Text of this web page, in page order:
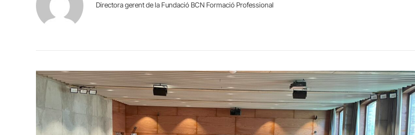
Directora gerent de la Fundació BCN Formació Professional